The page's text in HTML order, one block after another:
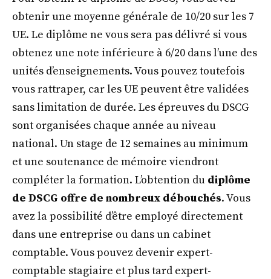
obtenir une moyenne générale de 10/20 sur les 7
UE. Le diplôme ne vous sera pas délivré si vous
obtenez une note inférieure à 6/20 dans l’une des
unités d’enseignements. Vous pouvez toutefois
vous rattraper, car les UE peuvent être validées
sans limitation de durée. Les épreuves du DSCG
sont organisées chaque année au niveau
national. Un stage de 12 semaines au minimum
et une soutenance de mémoire viendront
compléter la formation. L’obtention du diplôme
de DSCG offre de nombreux débouchés. Vous
avez la possibilité d’être employé directement
dans une entreprise ou dans un cabinet
comptable. Vous pouvez devenir expert-
comptable stagiaire et plus tard expert-